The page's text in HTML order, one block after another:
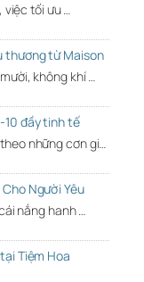
việc tối ưu …
thương từ Maison
không khí …
10 đầy tinh tế
những cơn gi…
Người Yêu
nắng hanh …
Tiệm Hoa